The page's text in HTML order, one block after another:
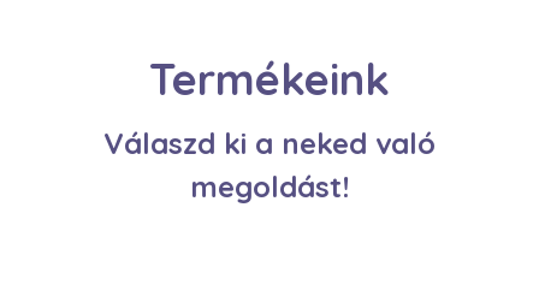
Termékeink
Válaszd ki a neked való
megoldást!